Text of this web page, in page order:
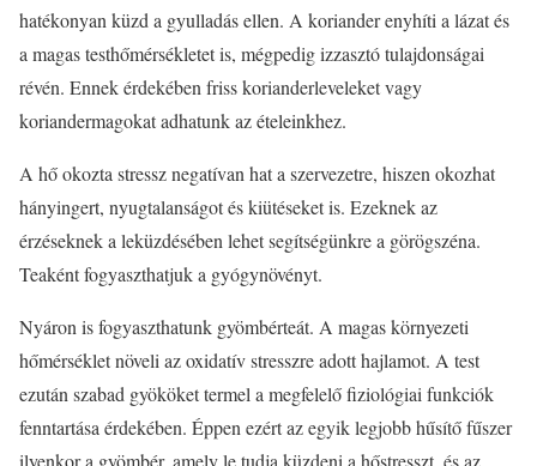
hatékonyan küzd a gyulladás ellen. A koriander enyhíti a lázat és
a magas testhőmérsékletet is, mégpedig izzasztó tulajdonságai
révén. Ennek érdekében friss korianderleveleket vagy
koriandermagokat adhatunk az ételeinkhez.
A hő okozta stressz negatívan hat a szervezetre, hiszen okozhat
hányingert, nyugtalanságot és kiütéseket is. Ezeknek az
érzéseknek a leküzdésében lehet segítségünkre a görögszéna.
Teaként fogyaszthatjuk a gyógynövényt.
Nyáron is fogyaszthatunk gyömbérteát. A magas környezeti
hőmérséklet növeli az oxidatív stresszre adott hajlamot. A test
ezután szabad gyököket termel a megfelelő fiziológiai funkciók
fenntartása érdekében. Éppen ezért az egyik legjobb hűsítő fűszer
ilyenkor a gyömbér, amely le tudja küzdeni a hőstresszt, és az